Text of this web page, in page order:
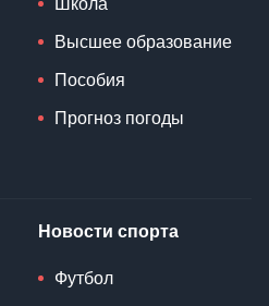
Школа
Высшее образование
Пособия
Прогноз погоды
Новости спорта
Футбол